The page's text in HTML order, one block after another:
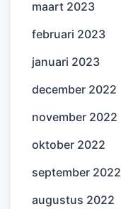
maart 2023
februari 2023
januari 2023
december 2022
november 2022
oktober 2022
september 2022
augustus 2022